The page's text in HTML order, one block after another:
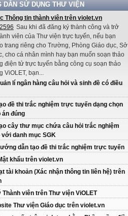
DẪN SỬ DỤNG THƯ VIỆN
Thông tin thành viên trên violet.vn
Sau khi đã đăng ký thành công và trở
viên của Thư viện trực tuyến, nếu bạn
trang riêng cho Trường, Phòng Giáo dục, Sở
cho cá nhân mình hay bạn muốn soạn thảo
điện tử trực tuyến bằng công cụ soạn thảo
ViOLET, bạn...
lí ngân hàng câu hỏi và sinh đề có điều
đề thi trắc nghiệm trực tuyến dạng chọn
án đúng
cây thư mục chứa câu hỏi trắc nghiệm
với danh mục SGK
dẫn tạo đề thi trắc nghiệm trực tuyến
khẩu trên violet.vn
tài khoản (Xác nhận thông tin liên hệ) trên
viên trên Thư viện ViOLET
Thư viện Giáo dục trên violet.vn